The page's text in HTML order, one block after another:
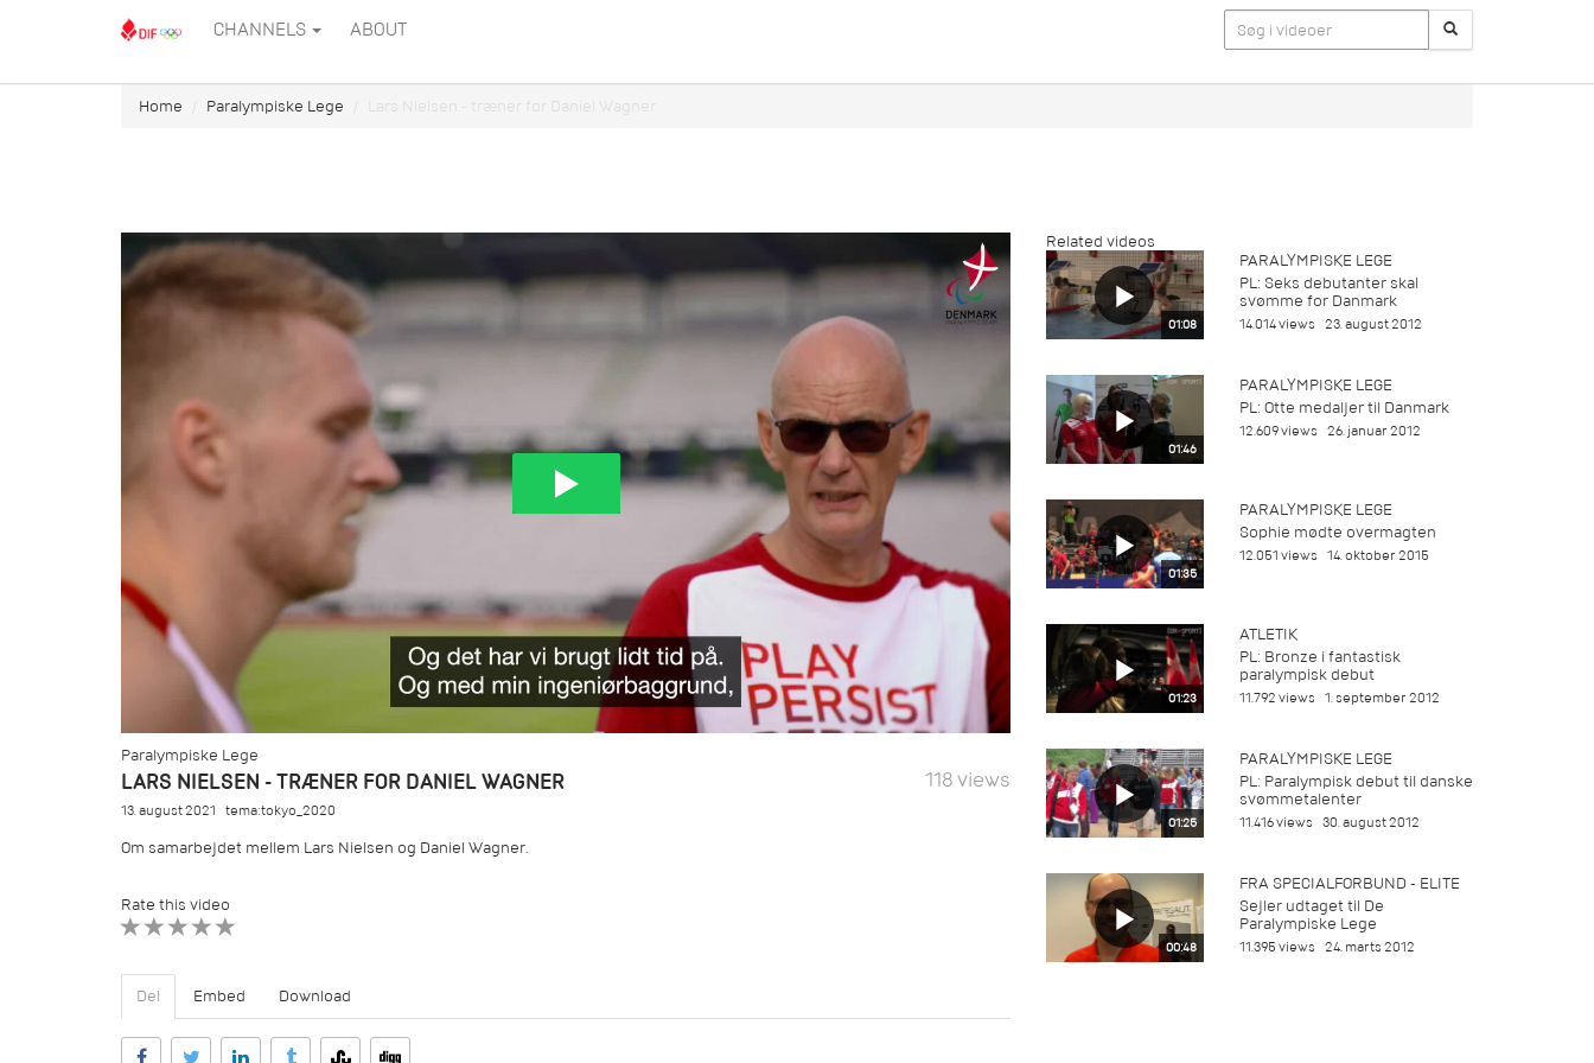
CHANNELS ABOUT
Home Paralympiske Lege Lars Nielsen - træner for Daniel Wagner
Paralympiske Lege
LARS NIELSEN - TRÆNER FOR DANIEL WAGNER 118 views
13. august 2021 tema:tokyo_2020
Om samarbejdet mellem Lars Nielsen og Daniel Wagner.
Rate this video
Del Embed Download
Related videos
01:08
PARALYMPISKE LEGE
PL: Seks debutanter skal
svømme for Danmark
14.014 views 23. august 2012
01:46
PARALYMPISKE LEGE
PL: Otte medaljer til Danmark
12.609 views 26. januar 2012
01:35
PARALYMPISKE LEGE
Sophie mødte overmagten
12.051 views 14. oktober 2015
01:23
ATLETIK
PL: Bronze i fantastisk
paralympisk debut
11.792 views 1. september 2012
01:25
PARALYMPISKE LEGE
PL: Paralympisk debut til danske
svømmetalenter
11.416 views 30. august 2012
00:48
FRA SPECIALFORBUND - ELITE
Sejler udtaget til De
Paralympiske Lege
11.395 views 24. marts 2012